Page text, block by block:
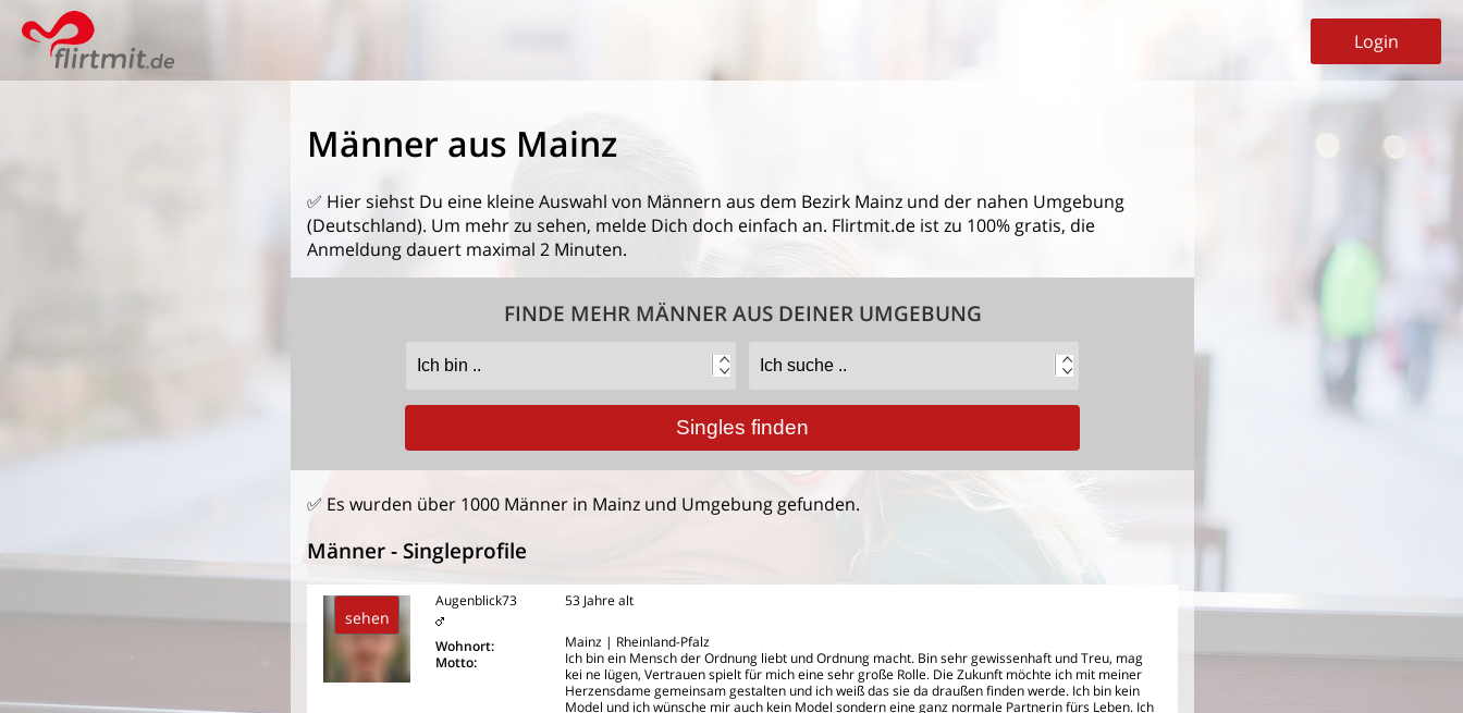
Login
Männer aus Mainz
✅ Hier siehst Du eine kleine Auswahl von Männern aus dem Bezirk Mainz und der nahen Umgebung
(Deutschland). Um mehr zu sehen, melde Dich doch einfach an. Flirtmit.de ist zu 100% gratis, die
Anmeldung dauert maximal 2 Minuten.
FINDE MEHR MÄNNER AUS DEINER UMGEBUNG
✅ Es wurden über 1000 Männer in Mainz und Umgebung gefunden.
Männer - Singleprofile
sehen
Augenblick73
Wohnort:
Motto:
53 Jahre alt
Mainz | Rheinland-Pfalz
Ich bin ein Mensch der Ordnung liebt und Ordnung macht. Bin sehr gewissenhaft und Treu, mag
kei ne lügen, Vertrauen spielt für mich eine sehr große Rolle. Die Zukunft möchte ich mit meiner
Herzensdame gemeinsam gestalten und ich weiß das sie da draußen finden werde. Ich bin kein
Model und ich wünsche mir auch kein Model sondern eine ganz normale Partnerin fürs Leben. Ich